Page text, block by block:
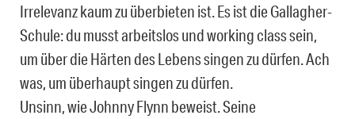
Irrelevanz kaum zu überbieten ist. Es ist die Gallagher-
Schule: du musst arbeitslos und working class sein,
um über die Härten des Lebens singen zu dürfen. Ach
was, um überhaupt singen zu dürfen.
Unsinn, wie Johnny Flynn beweist. Seine